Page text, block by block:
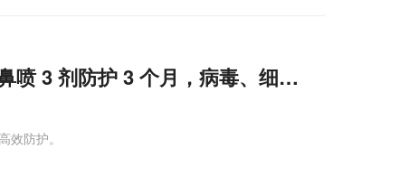
喷 3 剂防护 3 个月，病毒、细菌、过敏原全
效防护。